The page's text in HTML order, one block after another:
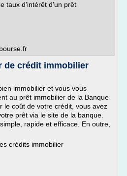
taux d'intérêt d'un prêt
de crédit immobilier
immobilier et vous vous
au prêt immobilier de la Banque
le coût de votre crédit, vous avez
prêt via le site de la banque.
rapide et efficace. En outre,
crédits immobilier